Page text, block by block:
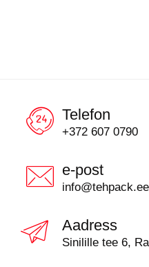
Telefon
+372 607 0790
e-post
info@tehpack.ee
Aadress
Sinilille tee 6,